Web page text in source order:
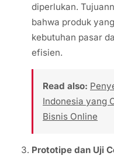
diperlukan.
bahwa produk
kebutuhan pasar
efisien.
Read also:
Indonesia yang
Bisnis Online
Prototipe dan Uji